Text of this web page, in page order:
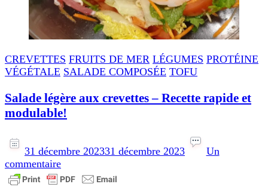
CREVETTES FRUITS DE MER LÉGUMES PROTÉINE
VÉGÉTALE SALADE COMPOSÉE TOFU
Salade légère aux crevettes – Recette rapide et
modulable!
31 décembre 202331 décembre 2023
Un
commentairesur
Salade